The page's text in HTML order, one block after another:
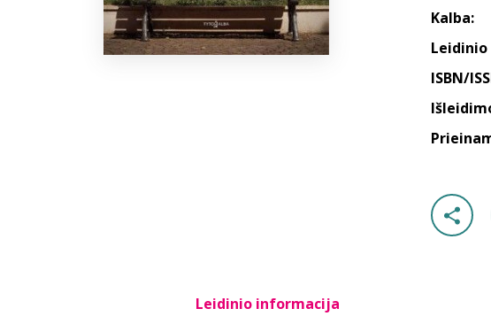
Kalba:
ISBN/
Leidinio informacija